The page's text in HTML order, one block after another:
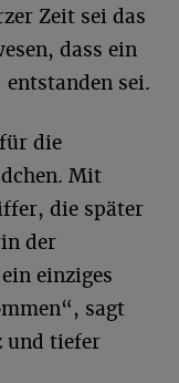
Zeit sei das
dass ein
sei.
die
Mit
die später
der
einziges
sagt
und tiefer